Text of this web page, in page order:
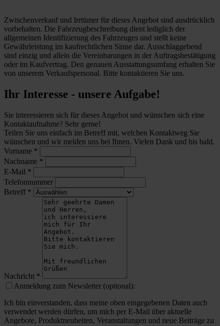
Zwischenverkauf und Irrtümer für dieses Angebot sind ausdrücklich
vorbehalten. Die Fahrzeugbeschreibung dient lediglich der
allgemeinen Identifizierung des Fahrzeuges und stellt keine
Gewährleistung im kaufrechtlichen Sinne dar. Ausschlaggebend
sind einzig und allein die Vereinbarungen in der Auftragsbestätigung
oder im Kaufvertrag. Den genauen Ausstattungsumfang erhalten Sie
von unserem Verkaufspersonal. Bitte kontaktieren Sie uns.
Ihr Interesse - unsere Aufgabe!
Sie interessieren sich für dieses Angebot und wünschen sich eine
Kontaktaufnahme? Sehr gerne!
Teilen Sie uns einfach im Betreff mit, welchen Kontaktweg Sie
wünschen und wir melden uns bei Ihnen. Vielen Dank und bis bald.
Vorname *
Nachname *
E-Mail *
Telefonnummer
Betreff *
Nachricht *
Anmeldung zum Newsletter (optional):
Ich bin einverstanden, dass meine oben eingegebenen Daten auch
verwendet werden dürfen, um mich per E-Mail über aktuelle
Angebote, Produktneuheiten, Veranstaltungen und neue Beiträge zu